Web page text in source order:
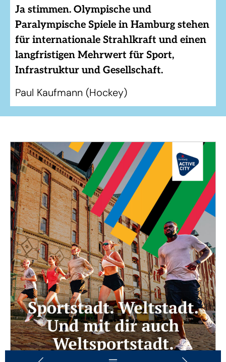
Ja stimmen. Olympische und
Paralympische Spiele in Hamburg stehen
für internationale Strahlkraft und einen
langfristigen Mehrwert für Sport,
Infrastruktur und Gesellschaft.
Paul Kaufmann (Hockey)